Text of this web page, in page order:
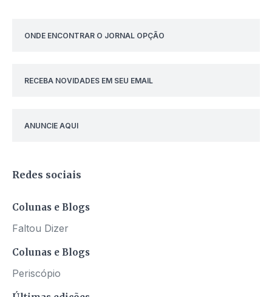
ONDE ENCONTRAR O JORNAL OPÇÃO
RECEBA NOVIDADES EM SEU EMAIL
ANUNCIE AQUI
Redes sociais
Colunas e Blogs
Faltou Dizer
Colunas e Blogs
Periscópio